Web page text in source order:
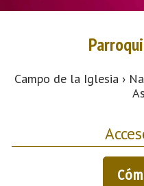
Campo de la Iglesia ›